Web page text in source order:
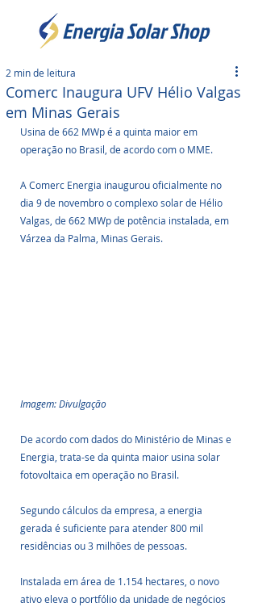
Comerc Inaugura UFV Hélio Valgas
em Minas Gerais
2 min de leitura
Usina de 662 MWp é a quinta maior em
operação no Brasil, de acordo com o MME.
A Comerc Energia inaugurou oficialmente no
dia 9 de novembro o complexo solar de Hélio
Valgas, de 662 MWp de potência instalada, em
Várzea da Palma, Minas Gerais.
Imagem: Divulgação
De acordo com dados do Ministério de Minas e
Energia, trata-se da quinta maior usina solar
fotovoltaica em operação no Brasil.
Segundo cálculos da empresa, a energia
gerada é suficiente para atender 800 mil
residências ou 3 milhões de pessoas.
Instalada em área de 1.154 hectares, o novo
ativo eleva o portfólio da unidade de negócios